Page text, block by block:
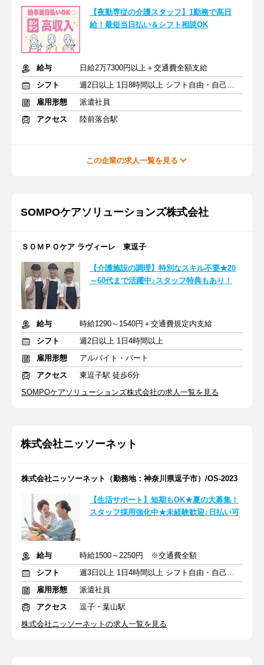
【夜勤専従の介護スタッフ】1勤務で高日
給！最短当日払い＆シフト相談OK
給与
日給2万7300円以上＋交通費全額支給
シフト
週2日以上 1日8時間以上 シフト自由・自己申告
雇用形態
派遣社員
アクセス
陸前落合駅
この企業の求人一覧を見る
SOMPOケアソリューションズ株式会社
ＳＯＭＰＯケア ラヴィーレ 東逗子
【介護施設の調理】特別なスキル不要★20
～60代まで活躍中♪スタッフ特典もあり！
給与
時給1290～1540円＋交通費規定内支給
シフト
週2日以上 1日4時間以上
雇用形態
アルバイト・パート
アクセス
東逗子駅 徒歩6分
SOMPOケアソリューションズ株式会社の求人一覧を見る
株式会社ニッソーネット
株式会社ニッソーネット（勤務地：神奈川県逗子市）/OS-2023
【生活サポート】短期もOK★夏の大募集！
スタッフ採用強化中★未経験歓迎♪日払い可
給与
時給1500～2250円 ※交通費全額
シフト
週3日以上 1日4時間以上 シフト自由・自己申告
雇用形態
派遣社員
アクセス
逗子・葉山駅
株式会社ニッソーネットの求人一覧を見る